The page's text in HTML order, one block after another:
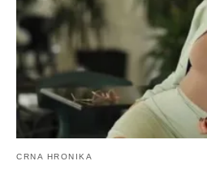
CRNA HRONIKA